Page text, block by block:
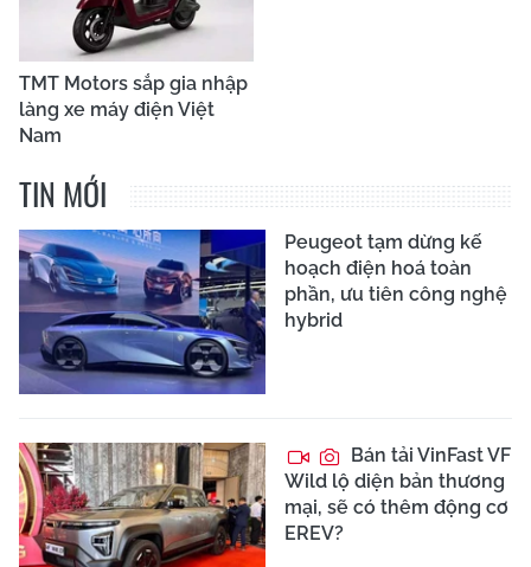
TMT Motors sắp gia nhập
làng xe máy điện Việt
Nam
TIN MỚI
Peugeot tạm dừng kế
hoạch điện hoá toàn
phần, ưu tiên công nghệ
hybrid
Bán tải VinFast VF
Wild lộ diện bản thương
mại, sẽ có thêm động cơ
EREV?